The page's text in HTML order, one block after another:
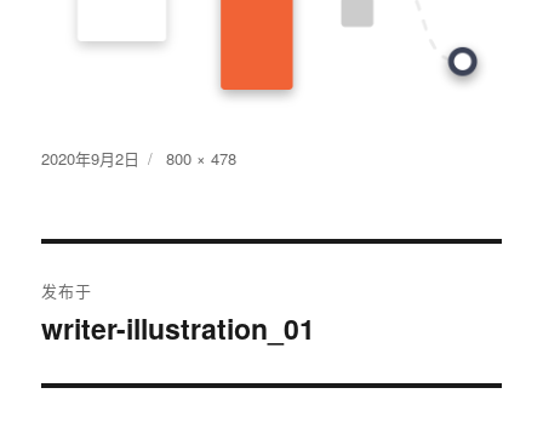
发
2020年9月2日
原
寸
800 × 478
章
发布于
writer-illustration_01